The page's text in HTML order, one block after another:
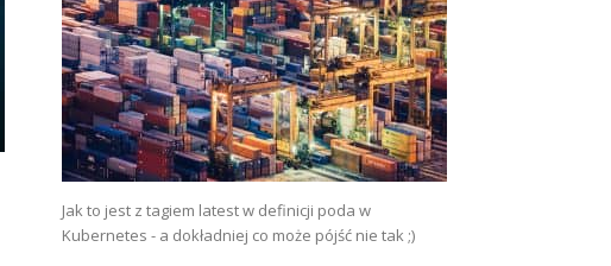
Jak to jest z tagiem latest w definicji poda w
Kubernetes - a dokładniej co może pójść nie tak ;)